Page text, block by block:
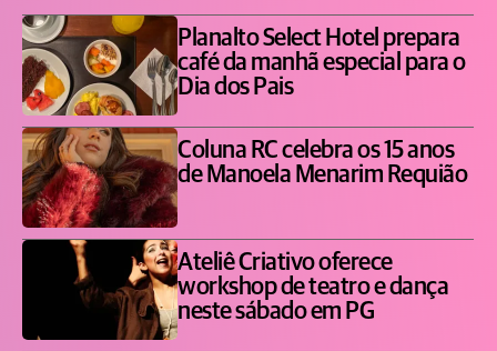
Planalto Select Hotel prepara
café da manhã especial para o
Dia dos Pais
Coluna RC celebra os 15 anos
de Manoela Menarim Requião
Ateliê Criativo oferece
workshop de teatro e dança
neste sábado em PG